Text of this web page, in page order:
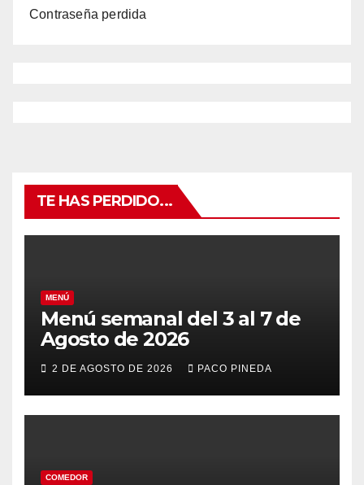
Contraseña perdida
TE HAS PERDIDO...
MENÚ
Menú semanal del 3 al 7 de
Agosto de 2026
2 DE AGOSTO DE 2026 PACO PINEDA
COMEDOR